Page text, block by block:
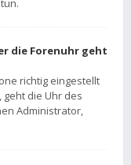
die Forenuhr geht
richtig eingestellt
die Uhr des
Administrator,